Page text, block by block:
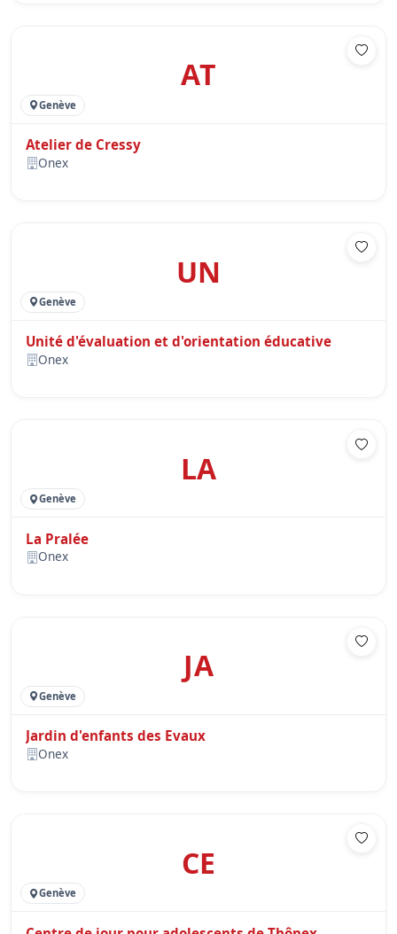
AT
Genève
Atelier de Cressy
Onex
UN
Genève
Unité d'évaluation et d'orientation éducative
Onex
LA
Genève
La Pralée
Onex
JA
Genève
Jardin d'enfants des Evaux
Onex
CE
Genève